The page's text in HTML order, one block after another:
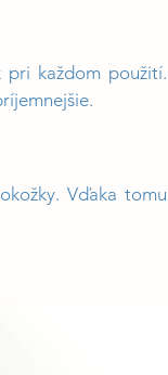
pri každom použití.
Vďaka tomu